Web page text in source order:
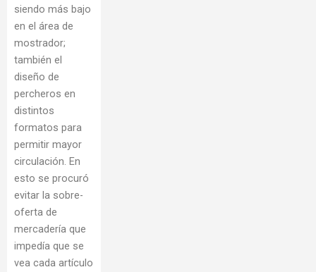
siendo más bajo
en el área de
mostrador;
también el
diseño de
percheros en
distintos
formatos para
permitir mayor
circulación. En
esto se procuró
evitar la sobre-
oferta de
mercadería que
impedía que se
vea cada artículo